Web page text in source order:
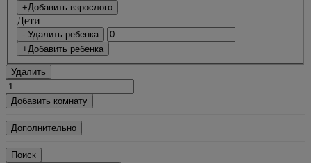
+Добавить взрослого
Дети
- Удалить ребенка
+Добавить ребенка
Удалить
Добавить комнату
Дополнительно
Поиск